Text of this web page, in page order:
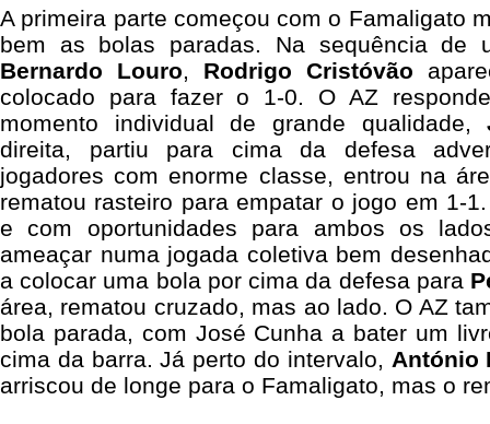
A primeira parte começou com o Famaligato
bem as bolas paradas. Na sequência de
Bernardo Louro, Rodrigo Cristóvão
colocado para fazer o 1-0. O AZ
momento individual de grande qualidade,
direita, partiu para cima da defesa
jogadores com enorme classe, entrou na
rematou rasteiro para empatar o jogo em 1-
e com oportunidades para ambos os
ameaçar numa jogada coletiva bem
a colocar uma bola por cima da defesa para
área, rematou cruzado, mas ao lado. O AZ
bola parada, com José Cunha a bater um
cima da barra. Já perto do intervalo, António
arriscou de longe para o Famaligato, mas o